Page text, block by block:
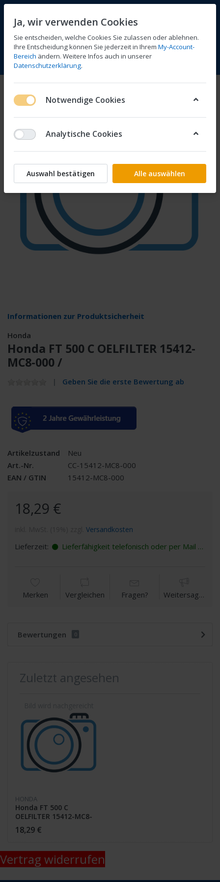
Menü Anmelden Vergleichen Wunschliste
Informationen zur Produktsicherheit
Honda
Honda FT 500 C OELFILTER 15412-
MC8-000 /
Geben Sie die erste Bewertung ab
Artikelzustand
Neu
Art.-Nr.
CC-15412-MC8-000
EAN / GTIN
15412-MC8-000
18,29 €
Versandkosten
Lieferzeit: Lieferfähigkeit telefonisch oder per Mail erfragen
Merken Vergleichen Fragen? Weitersagen
Bewertungen 0
Zuletzt angesehen
HONDA
Honda FT 500 C
OELFILTER 15412-MC8-
000 /
18,29 €
Vertrag widerrufen
Ja, wir verwenden Cookies
Sie entscheiden, welche Cookies Sie zulassen oder ablehnen.
Ihre Entscheidung können Sie jederzeit in Ihrem My-Account-
Bereich ändern. Weitere Infos auch in unserer
Datenschutzerklärung.
Notwendige Cookies
Analytische Cookies
Auswahl bestätigen Alle auswählen